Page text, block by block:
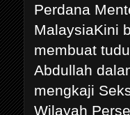
Perdana
MalaysiaKini
membuat
Abdullah
mengkaji
Wilayah